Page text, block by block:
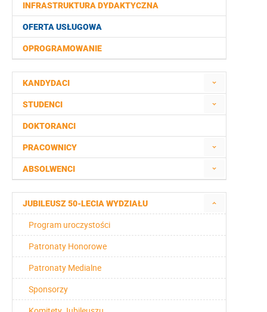
INFRASTRUKTURA DYDAKTYCZNA
OFERTA USŁUGOWA
OPROGRAMOWANIE
KANDYDACI
STUDENCI
DOKTORANCI
PRACOWNICY
ABSOLWENCI
JUBILEUSZ 50-LECIA WYDZIAŁU
Program uroczystości
Patronaty Honorowe
Patronaty Medialne
Sponsorzy